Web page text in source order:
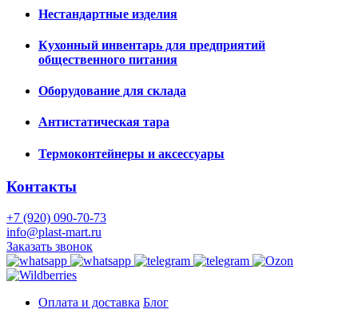
Нестандартные изделия
Кухонный инвентарь для предприятий
общественного питания
Оборудование для склада
Антистатическая тара
Термоконтейнеры и аксессуары
Контакты
+7 (920) 090-70-73
info@plast-mart.ru
Заказать звонок
Оплата и доставка Блог